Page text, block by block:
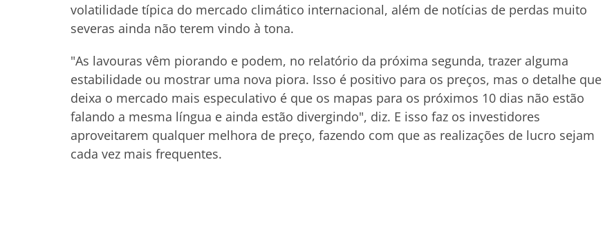
volatilidade típica do mercado climático internacional, além de notícias de perdas muito
severas ainda não terem vindo à tona.
"As lavouras vêm piorando e podem, no relatório da próxima segunda, trazer alguma
estabilidade ou mostrar uma nova piora. Isso é positivo para os preços, mas o detalhe que
deixa o mercado mais especulativo é que os mapas para os próximos 10 dias não estão
falando a mesma língua e ainda estão divergindo", diz. E isso faz os investidores
aproveitarem qualquer melhora de preço, fazendo com que as realizações de lucro sejam
cada vez mais frequentes.